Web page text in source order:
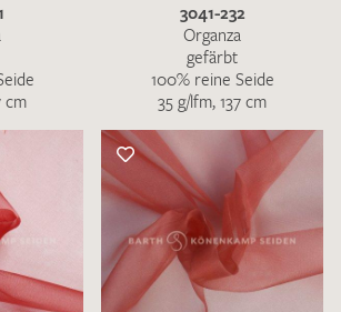
cm
3041-232
Organza
gefärbt
100% reine Seide
35 g/lfm, 137 cm